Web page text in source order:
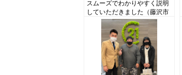
スムーズでわかりやすく説明
していただきました（藤沢市
S様 中古戸建ご成約）